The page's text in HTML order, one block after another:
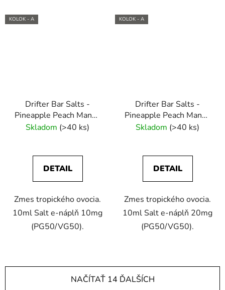
KOLOK - A
Drifter Bar Salts -
Pineapple Peach Mango
10ml (10mg) e-liquid
Skladom (>40 ks)
DETAIL
Zmes tropického ovocia.
10ml Salt e-náplň 10mg
(PG50/VG50).
KOLOK - A
Drifter Bar Salts -
Pineapple Peach Mango
10ml (20mg) e-liquid
Skladom (>40 ks)
DETAIL
Zmes tropického ovocia.
10ml Salt e-náplň 20mg
(PG50/VG50).
NAČÍTAŤ 14 ĎALŠÍCH